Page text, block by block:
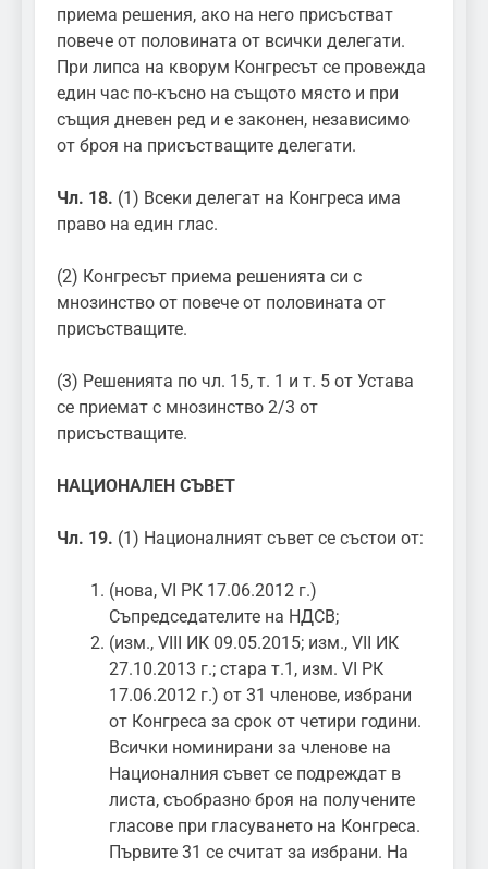
приема решения, ако на него присъстват
повече от половината от всички делегати.
При липса на кворум Конгресът се провежда
един час по-късно на същото място и при
същия дневен ред и е законен, независимо
от броя на присъстващите делегати.
Чл. 18. (1) Всеки делегат на Конгреса има
право на един глас.
(2) Конгресът приема решенията си с
мнозинство от повече от половината от
присъстващите.
(3) Решенията по чл. 15, т. 1 и т. 5 от Устава
се приемат с мнозинство 2/3 от
присъстващите.
НАЦИОНАЛЕН СЪВЕТ
Чл. 19. (1) Националният съвет се състои от:
(нова, VI РК 17.06.2012 г.)
Съпредседателите на НДСВ;
(изм., VIII ИК 09.05.2015; изм., VII ИК
27.10.2013 г.; стара т.1, изм. VI РК
17.06.2012 г.) от 31 членове, избрани
от Конгреса за срок от четири години.
Всички номинирани за членове на
Националния съвет се подреждат в
листа, съобразно броя на получените
гласове при гласуването на Конгреса.
Първите 31 се считат за избрани. На